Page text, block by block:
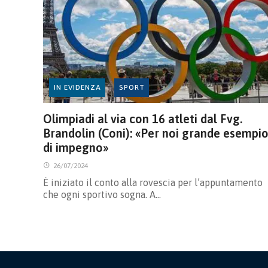
IN EVIDENZA SPORT
Olimpiadi al via con 16 atleti dal Fvg.
Brandolin (Coni): «Per noi grande esempio
di impegno»
26/07/2024
È iniziato il conto alla rovescia per l’appuntamento
che ogni sportivo sogna. A…